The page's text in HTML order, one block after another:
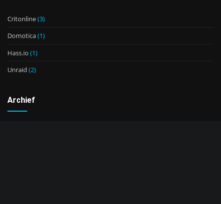
Critonline(3)
Domotica(1)
Hass.io (1)
Unraid (2)
Archief